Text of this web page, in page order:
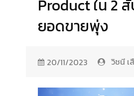
Product ใน 2
ยอดขายพุ่ง
20/11/2023 วิชนี เ